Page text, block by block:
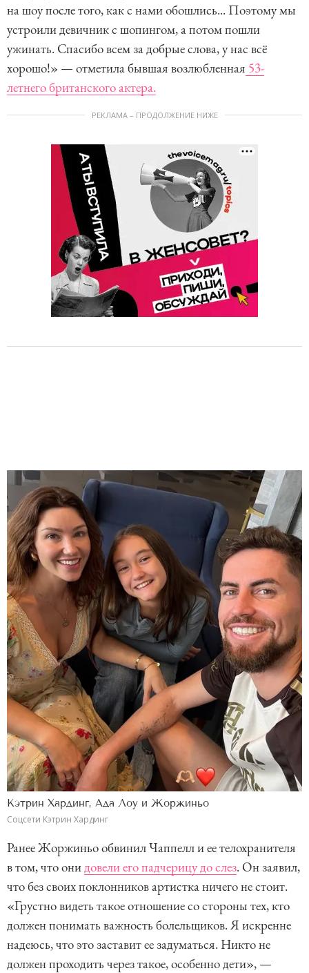
на шоу после того, как с нами обошлись... Поэтому мы
устроили девичник с шопингом, а потом пошли
ужинать. Спасибо всем за добрые слова, у нас всё
хорошо!» — отметила бывшая возлюбленная 53-
летнего британского актера.
РЕКЛАМА – ПРОДОЛЖЕНИЕ НИЖЕ
Кэтрин Хардинг, Ада Лоу и Жоржиньо
Соцсети Кэтрин Хардинг
Ранее Жоржиньо обвинил Чаппелл и ее телохранителя
в том, что онидовели его падчерицу до слез. Он заявил,
что без своих поклонников артистка ничего не стоит.
«Грустно видеть такое отношение со стороны тех, кто
должен понимать важность болельщиков. Я искренне
надеюсь, что это заставит ее задуматься. Никто не
должен проходить через такое, особенно дети», —